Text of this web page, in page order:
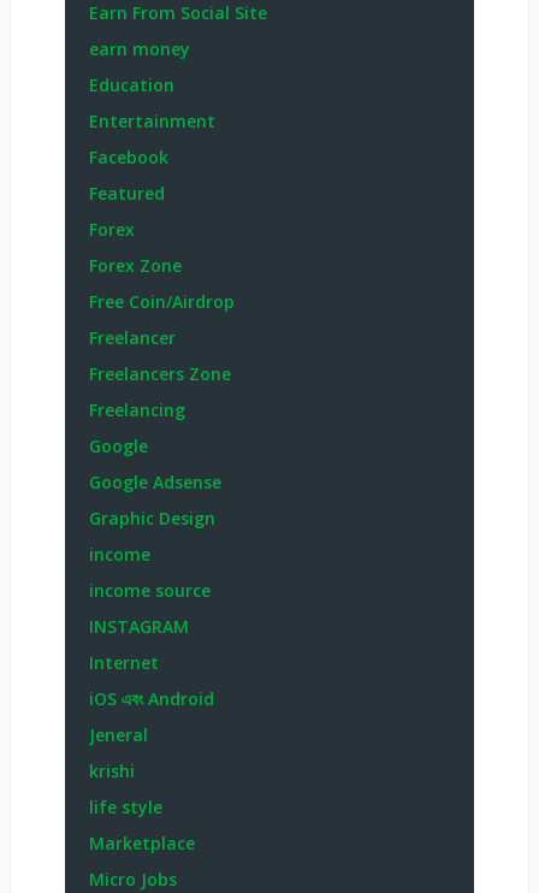
Earn From Social Site
earn money
Education
Entertainment
Facebook
Featured
Forex
Forex Zone
Free Coin/Airdrop
Freelancer
Freelancers Zone
Freelancing
Google
Google Adsense
Graphic Design
income
income source
INSTAGRAM
Internet
iOS এবং Android
Jeneral
krishi
life style
Marketplace
Micro Jobs